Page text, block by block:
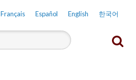
Français Español English 한국어